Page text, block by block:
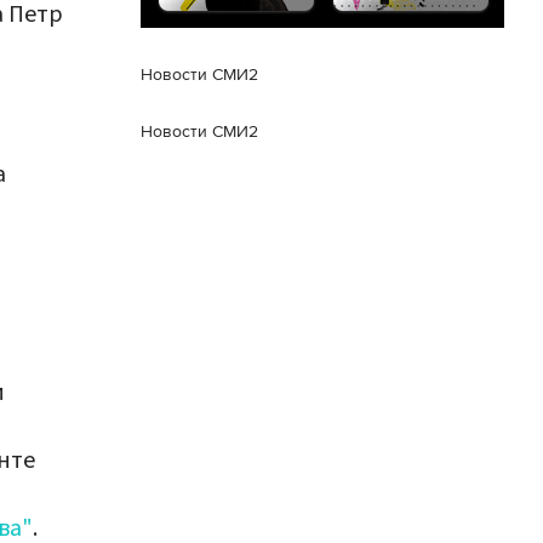
Петр
.
Новости СМИ2
Новости СМИ2